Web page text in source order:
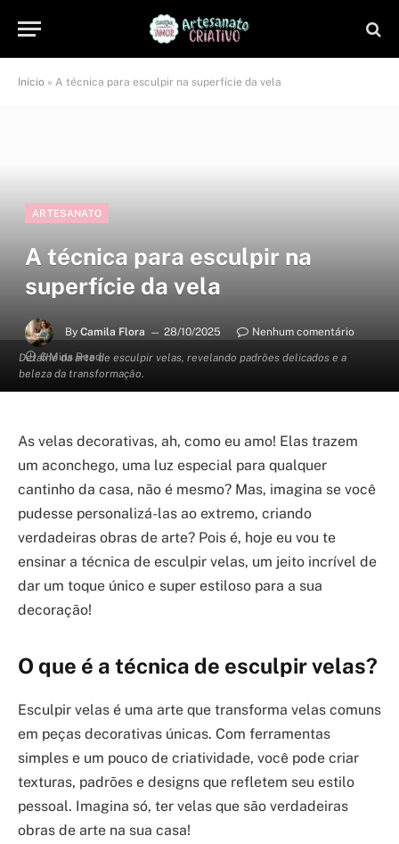
Início » A técnica para esculpir na superfície da vela
Detalhe da arte de esculpir velas, revelando padrões delicados e a
beleza da transformação.
ARTESANATO
A técnica para esculpir na
superfície da vela
By Camila Flora 28/10/2025
Nenhum comentário
6 Mins Read
As velas decorativas, ah, como eu amo! Elas trazem
um aconchego, uma luz especial para qualquer
cantinho da casa, não é mesmo? Mas, imagina se você
pudesse personalizá-las ao extremo, criando
verdadeiras obras de arte? Pois é, hoje eu vou te
ensinar a técnica de esculpir velas, um jeito incrível de
dar um toque único e super estiloso para a sua
decoração!
O que é a técnica de esculpir velas?
Esculpir velas é uma arte que transforma velas comuns
em peças decorativas únicas. Com ferramentas
simples e um pouco de criatividade, você pode criar
texturas, padrões e designs que refletem seu estilo
pessoal. Imagina só, ter velas que são verdadeiras
obras de arte na sua casa!